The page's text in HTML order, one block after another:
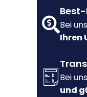
Bei
Ihren
Bei
und